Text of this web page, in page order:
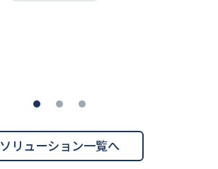
ソリューション一覧へ